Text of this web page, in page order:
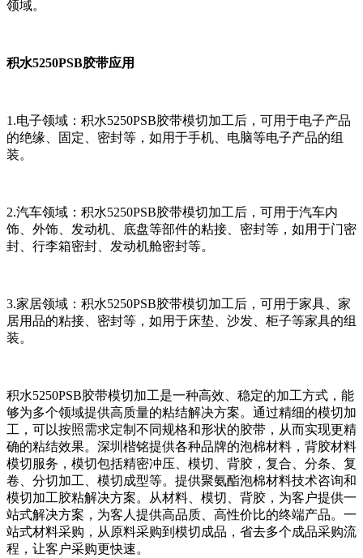
领域。
积水5250PSB胶带应用
1.电子领域：积水5250PSB胶带模切加工后，可用于电子产品
的绝缘、固定、密封等，如用于手机、电脑等电子产品的组
装。
2.汽车领域：积水5250PSB胶带模切加工后，可用于汽车内
饰、外饰、发动机、底盘等部件的粘接、密封等，如用于门密
封、行李箱密封、发动机舱密封等。
3.家居领域：积水5250PSB胶带模切加工后，可用于家具、家
居用品的粘接、密封等，如用于床垫、沙发、柜子等家具的组
装。
积水5250PSB胶带模切加工是一种高效、稳定的加工方式，能
够为多个领域提供高质量的粘结解决方案。通过精细的模切加
工，可以按照需求定制不同规格和形状的胶带，从而实现更精
确的粘结效果。深圳楷铭提供各种品牌的泡棉材料，背胶材料
模切服务，模切包括精密冲压、模切、背胶，复合、分条、复
卷、分切加工、模切成型等。提供聚氨酯泡棉材料技术咨询和
模切加工胶粘解决方案。从材料、模切、背胶，为客户提供一
站式解决方案，为客人提供高品质、高性价比的终端产品。一
站式材料采购，从原料采购到模切成品，省去多个成品采购流
程，让客户采购更快速。